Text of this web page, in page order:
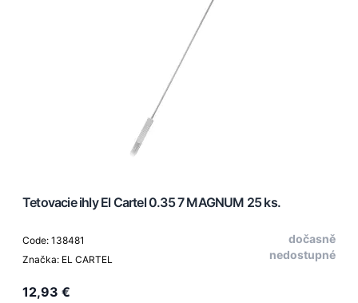
Tetovacie ihly El Cartel 0.35 7 MAGNUM 25 ks.
Code: 138481
Značka: EL CARTEL
dočasně
nedostupné
12,93 €